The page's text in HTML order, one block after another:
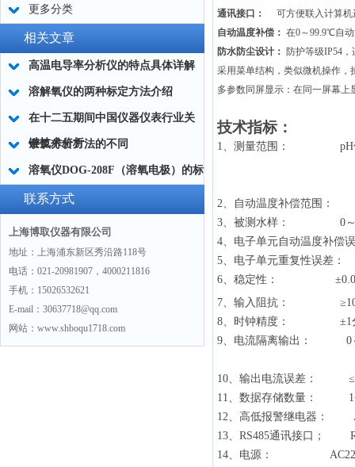
更多分类
相关文章
高温电导率分析仪的特点具体详解
溶解氧仪的两种标定方法介绍
在十二五期间中国仪器仪表行业关
键技术分析
余氯分析方法的不同
溶氧仪DOG-208F（溶氧电极）的标
定方法
联系方式
上海博取仪器有限公司
地址：上海浦东新区秀沿路118号
电话：021-20981907，4000211816
手机：15026532621
E-mail：30637718@qq.com
网站：www.shboqu1718.com
通讯接口：
可方便联入计算
自动温度补偿： 在0～99.9℃自
防水防尘设计 ： 防护等级IP54
采用菜单结构，类似微机操作，
多参数同屏显示：在同一屏幕上
技术指标：
1、测量范围： pH
2、自动温度补偿范围：
3、被测水样： 0
4、电子单元自动温度补偿
5、电子单元重复性误差：
6、稳定性： ±
7 、输入阻抗：
8 、时钟精度： ±1
9 、电流隔离输出： 0
10 、输出电流误差：
11
、数据存储数量： 1
12 、高低报警继电器：
13
RS485通讯接口；
14 、电源：